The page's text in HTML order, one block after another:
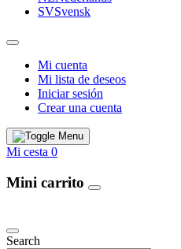
SVSvensk
Mi cuenta
Mi lista de deseos
Iniciar sesión
Crear una cuenta
Mi cesta 0
Mini carrito
Search